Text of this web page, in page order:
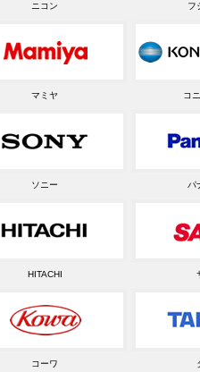
ニコン フ
マミヤ コ
ソニー パ
HITACHI
コーワ